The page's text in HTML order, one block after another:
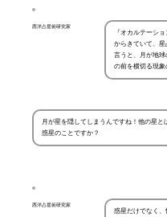
西洋占星術研究家
『オカルテーシ
からきていて、
言うと、月が地
の前を横切る現象
月が星を隠してしまうんですね！他の星と
惑星のことですか？
西洋占星術研究家
惑星だけでなく